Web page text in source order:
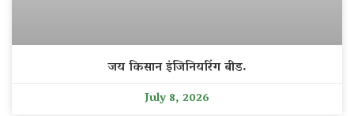
जय किसान इंजिनियरिंग बीड.
July 8, 2026